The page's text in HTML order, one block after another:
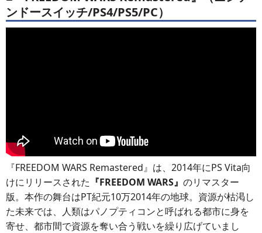
ンドースイッチ/PS4/PS5/PC）
『FREEDOM WARS Remastered』は、2014年にPS Vita向
けにリリースされた 『FREEDOM WARS』 のリマスター
版。本作の舞台はPT紀元10万2014年の地球。資源が枯渇し
た未来では、人類はパノプティコンと呼ばれる都市に身を
寄せ、都市間で資源を奪い合う戦いを繰り広げていまし